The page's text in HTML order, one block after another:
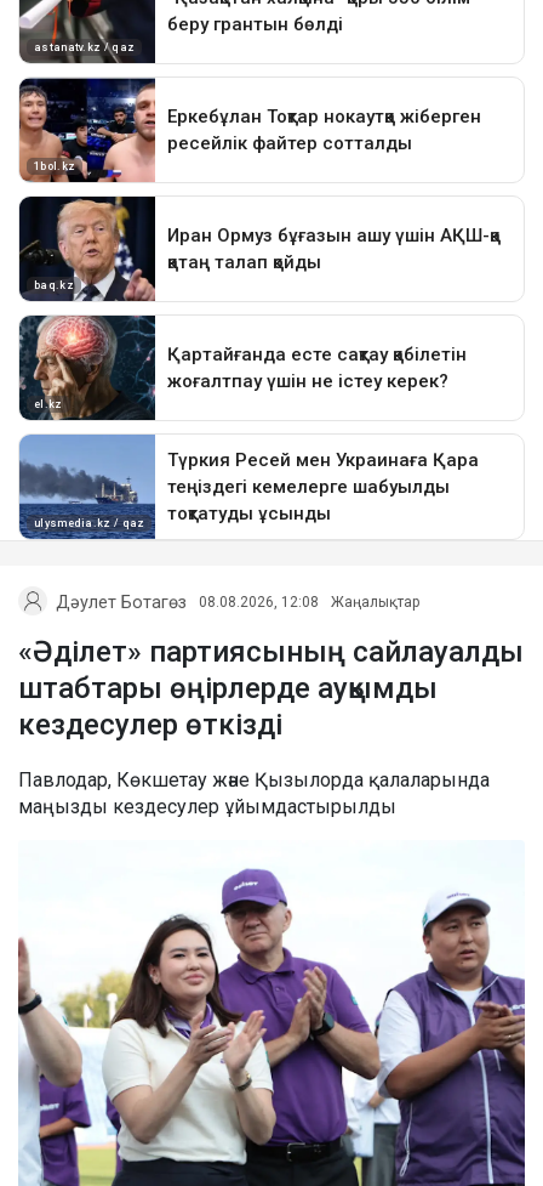
Дәулет Ботагөз 08.08.2026, 12:08 Жаңалықтар
«Әділет» партиясының сайлауалды
штабтары өңірлерде ауқымды
кездесулер өткізді
Павлодар, Көкшетау және Қызылорда қалаларында
маңызды кездесулер ұйымдастырылды